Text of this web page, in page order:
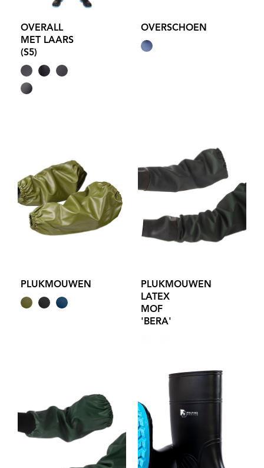
OVERALL
MET LAARS
(S5)
OVERSCHOEN
PLUKMOUWEN
PLUKMOUWEN
LATEX
MOF
'BERA'